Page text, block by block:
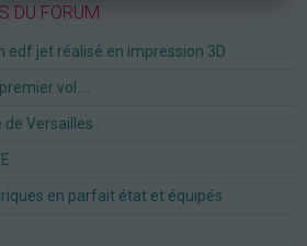
DU FORUM
edf jet réalisé en impression 3D
vol....
de Versailles .
en parfait état et équipés